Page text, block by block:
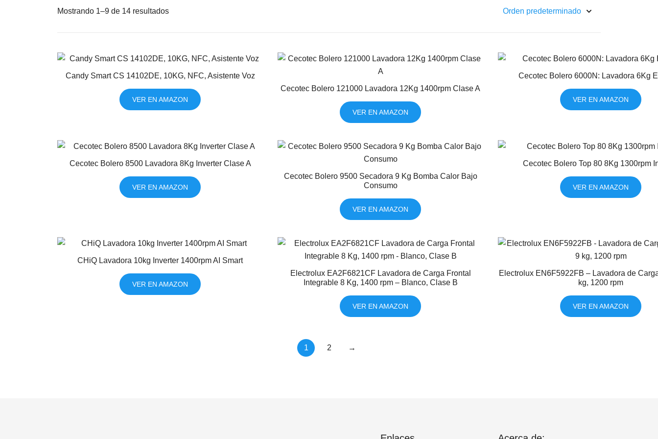
Mostrando 1–9 de 14 resultados
Candy Smart CS 14102DE, 10KG, NFC, Asistente Voz
VER EN AMAZON
Cecotec Bolero 121000 Lavadora 12Kg 1400rpm Clase A
VER EN AMAZON
Cecotec Bolero 6000N: Lavadora 6Kg
VER EN AMAZON
Cecotec Bolero 8500 Lavadora 8Kg Inverter Clase A
VER EN AMAZON
Cecotec Bolero 9500 Secadora 9 Kg Bomba Calor Bajo
Consumo
VER EN AMAZON
Cecotec Bolero Top 80 8Kg 1300rpm
VER EN AMAZON
CHiQ Lavadora 10kg Inverter 1400rpm AI Smart
VER EN AMAZON
Electrolux EA2F6821CF Lavadora de Carga Frontal
Integrable 8 Kg, 1400 rpm – Blanco, Clase B
VER EN AMAZON
Electrolux EN6F5922FB – Lavadora de
kg, 1200 rpm
VER EN AMAZON
1 2 →